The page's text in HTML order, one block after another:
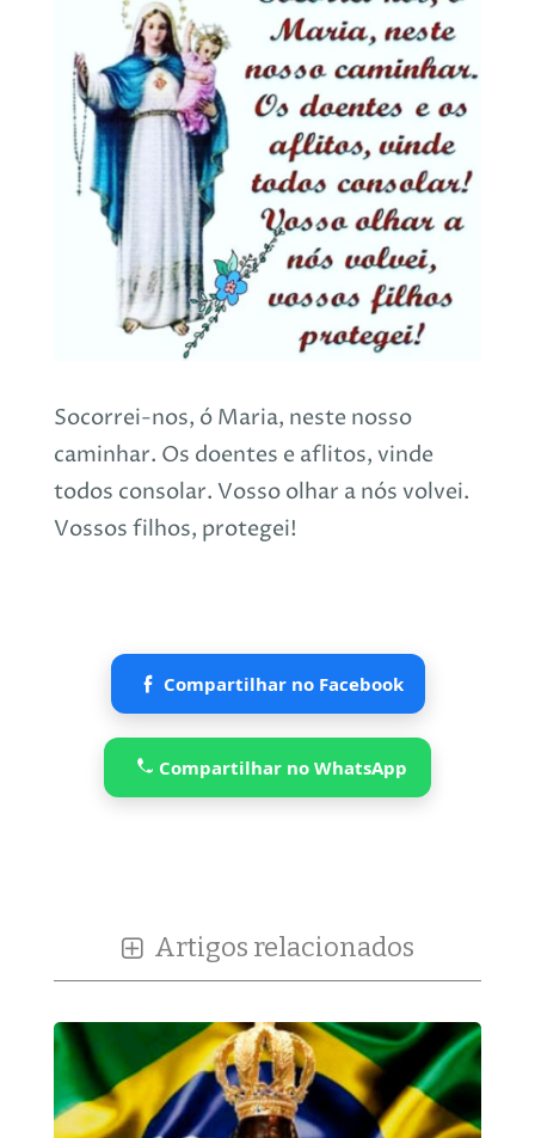
Socorrei-nos, ó Maria, neste nosso
caminhar. Os doentes e aflitos, vinde
todos consolar. Vosso olhar a nós volvei.
Vossos filhos, protegei!
Compartilhar no Facebook
Compartilhar no WhatsApp
Artigos relacionados